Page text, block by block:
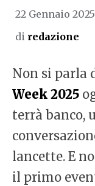
22 Gennaio 2025
di redazione
Non si parla
Week 2025
terrà banco,
lancette. E
il primo